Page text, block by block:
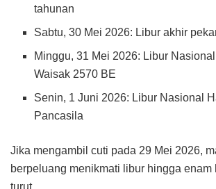
tahunan
Sabtu, 30 Mei 2026: Libur akhir
Minggu, 31 Mei 2026: Libur
Waisak 2570 BE
Senin, 1 Juni 2026: Libur Nasional
Pancasila
Jika mengambil cuti pada 29 Mei 2026,
berpeluang menikmati libur hingga enam
turut.